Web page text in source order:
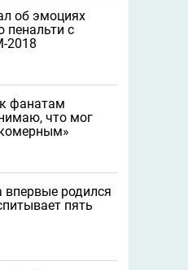
об эмоциях
пенальти с
2018
фанатам
что мог
впервые родился
пять